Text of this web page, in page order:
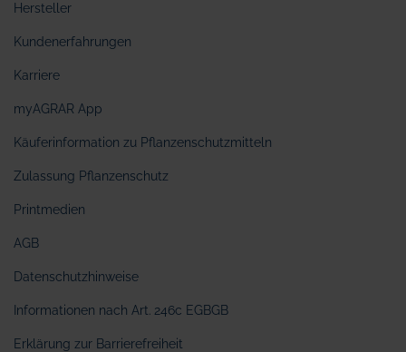
Hersteller
Kundenerfahrungen
Karriere
myAGRAR App
Käuferinformation zu Pflanzenschutzmitteln
Zulassung Pflanzenschutz
Printmedien
AGB
Datenschutzhinweise
Informationen nach Art. 246c EGBGB
Erklärung zur Barrierefreiheit